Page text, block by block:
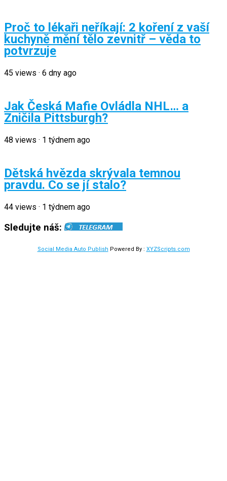
Proč to lékaři neříkají: 2 koření z vaší
kuchyně mění tělo zevnitř – věda to
potvrzuje
45 views · 6 dny ago
Jak Česká Mafie Ovládla NHL… a
Zničila Pittsburgh?
48 views · 1 týdnem ago
Dětská hvězda skrývala temnou
pravdu. Co se jí stalo?
44 views · 1 týdnem ago
Sledujte náš:
Social Media Auto Publish Powered By : XYZScripts.com